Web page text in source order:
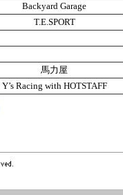
Backyard Garage
T.E.SPORT
馬力屋
Y’s Racing with HOTSTAFF